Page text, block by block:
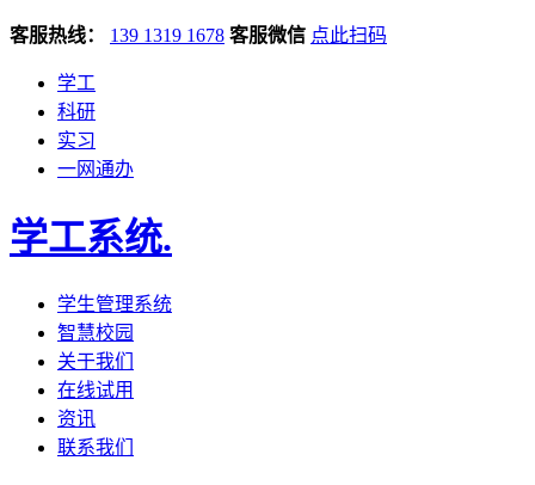
客服热线： 139 1319 1678 客服微信 点此扫码
学工
科研
实习
一网通办
学工系统.
学生管理系统
智慧校园
关于我们
在线试用
资讯
联系我们